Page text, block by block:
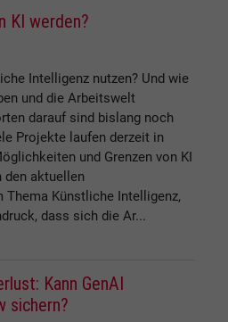
KI werden?
Intelligenz nutzen? Und wie
und die Arbeitswelt
darauf sind bislang noch
Projekte laufen derzeit in
und Grenzen von KI
den aktuellen
Künstliche Intelligenz,
dass sich die Ar...
Kann GenAI
sichern?